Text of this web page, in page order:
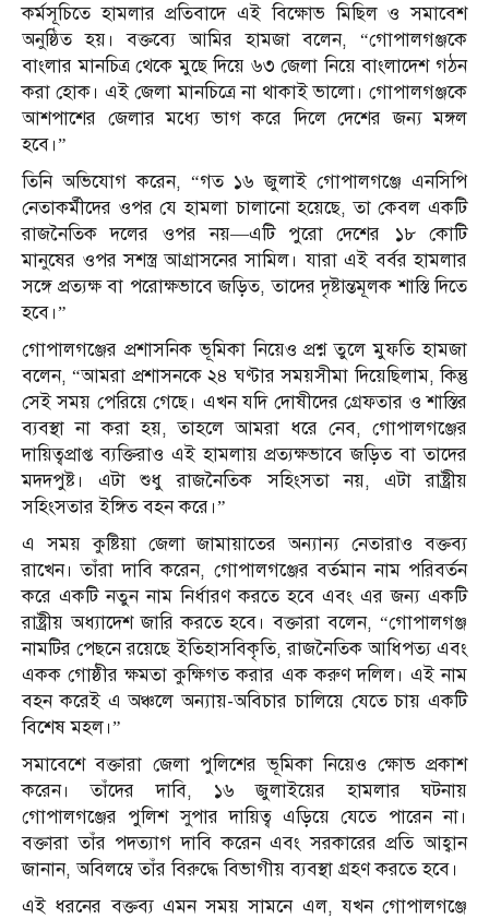
কর্মসূচিতে হামলার প্রতিবাদে এই বিক্ষোভ মিছিল ও সমাবেশ
অনুষ্ঠিত হয়। বক্তব্যে আমির হামজা বলেন, “গোপালগঞ্জকে
বাংলার মানচিত্র থেকে মুছে দিয়ে ৬৩ জেলা নিয়ে বাংলাদেশ গঠন
করা হোক। এই জেলা মানচিত্রে না থাকাই ভালো। গোপালগঞ্জকে
আশপাশের জেলার মধ্যে ভাগ করে দিলে দেশের জন্য মঙ্গল
হবে।”
তিনি অভিযোগ করেন, “গত ১৬ জুলাই গোপালগঞ্জে এনসিপি
নেতাকর্মীদের ওপর যে হামলা চালানো হয়েছে, তা কেবল একটি
রাজনৈতিক দলের ওপর নয়—এটি পুরো দেশের ১৮ কোটি
মানুষের ওপর সশস্ত্র আগ্রাসনের সামিল। যারা এই বর্বর হামলার
সঙ্গে প্রত্যক্ষ বা পরোক্ষভাবে জড়িত, তাদের দৃষ্টান্তমূলক শাস্তি দিতে
হবে।”
গোপালগঞ্জের প্রশাসনিক ভূমিকা নিয়েও প্রশ্ন তুলে মুফতি হামজা
বলেন, “আমরা প্রশাসনকে ২৪ ঘণ্টার সময়সীমা দিয়েছিলাম, কিন্তু
সেই সময় পেরিয়ে গেছে। এখন যদি দোষীদের গ্রেফতার ও শাস্তির
ব্যবস্থা না করা হয়, তাহলে আমরা ধরে নেব, গোপালগঞ্জের
দায়িত্বপ্রাপ্ত ব্যক্তিরাও এই হামলায় প্রত্যক্ষভাবে জড়িত বা তাদের
মদদপুষ্ট। এটা শুধু রাজনৈতিক সহিংসতা নয়, এটা রাষ্ট্রীয়
সহিংসতার ইঙ্গিত বহন করে।”
এ সময় কুষ্টিয়া জেলা জামায়াতের অন্যান্য নেতারাও বক্তব্য
রাখেন। তাঁরা দাবি করেন, গোপালগঞ্জের বর্তমান নাম পরিবর্তন
করে একটি নতুন নাম নির্ধারণ করতে হবে এবং এর জন্য একটি
রাষ্ট্রীয় অধ্যাদেশ জারি করতে হবে। বক্তারা বলেন, “গোপালগঞ্জ
নামটির পেছনে রয়েছে ইতিহাসবিকৃতি, রাজনৈতিক আধিপত্য এবং
একক গোষ্ঠীর ক্ষমতা কুক্ষিগত করার এক করুণ দলিল। এই নাম
বহন করেই এ অঞ্চলে অন্যায়-অবিচার চালিয়ে যেতে চায় একটি
বিশেষ মহল।”
সমাবেশে বক্তারা জেলা পুলিশের ভূমিকা নিয়েও ক্ষোভ প্রকাশ
করেন। তাঁদের দাবি, ১৬ জুলাইয়ের হামলার ঘটনায়
গোপালগঞ্জের পুলিশ সুপার দায়িত্ব এড়িয়ে যেতে পারেন না।
বক্তারা তাঁর পদত্যাগ দাবি করেন এবং সরকারের প্রতি আহ্বান
জানান, অবিলম্বে তাঁর বিরুদ্ধে বিভাগীয় ব্যবস্থা গ্রহণ করতে হবে।
এই ধরনের বক্তব্য এমন সময় সামনে এল, যখন গোপালগঞ্জে